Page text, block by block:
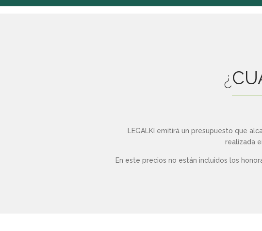
¿
LEGALKI emitirá un presupuesto que
realizada
En este precios no están incluidos los